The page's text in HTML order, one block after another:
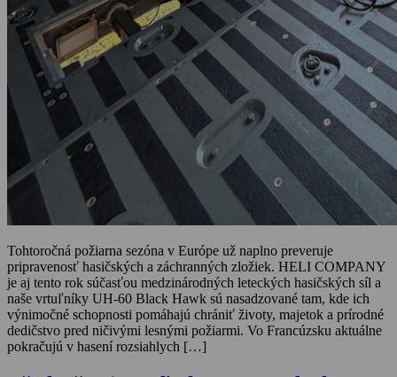
Tohtoročná požiarna sezóna v Európe už naplno preveruje
pripravenosť hasičských a záchranných zložiek. HELI COMPANY
je aj tento rok súčasťou medzinárodných leteckých hasičských síl a
naše vrtuľníky UH-60 Black Hawk sú nasadzované tam, kde ich
výnimočné schopnosti pomáhajú chrániť životy, majetok a prírodné
dedičstvo pred ničivými lesnými požiarmi. Vo Francúzsku aktuálne
pokračujú v hasení rozsiahlych […]